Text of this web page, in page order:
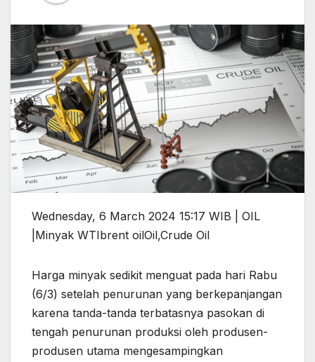
Wednesday, 6 March 2024 15:17 WIB | OIL
|Minyak WTIbrent oilOil,Crude Oil
Harga minyak sedikit menguat pada hari Rabu
(6/3) setelah penurunan yang berkepanjangan
karena tanda-tanda terbatasnya pasokan di
tengah penurunan produksi oleh produsen-
produsen utama mengesampingkan